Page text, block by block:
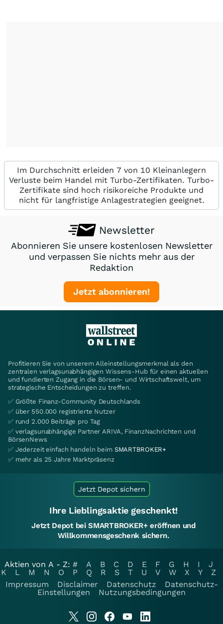
Im Durchschnitt erleiden 7 von 10 Kleinanlegern
Verluste beim Handel mit Turbo-Zertifikaten. Turbo-
Zertifikate sind hoch risikoreiche Produkte und
nicht für langfristige Anlagestrategien geeignet.
Newsletter
Abonnieren Sie unsere kostenlosen Newsletter
und verpassen Sie nichts mehr aus der
Redaktion
Jetzt abonnieren!
Profitieren Sie von unserem Alleinstellungsmerkmal als den
zentralen verlagsunabhängigen Wissens-Hub für einen aktuellen
und fundierten Zugang in die Börsen- und Wirtschaftswelt, um
strategische Entscheidungen zu treffen.
✅ Größte Finanz-Community Deutschlands
✅ über 550.000 registrierte Nutzer
✅ rund 2.000 Beiträge pro Tag
✅ verlagsunabhängige Partner ARIVA, FinanzNachrichten und
BörsenNews
✅ Jederzeit einfach handeln beim SMARTBROKER+
✅ mehr als 25 Jahre Marktpräsenz
Jetzt Depot sichern
Ihre Lieblingsaktie geschenkt!
Jetzt Depot bei SMARTBROKER+ eröffnen und
Willkommensgeschenk sichern.
Aktien von A - Z: # A B C D E F G H I
J
K
L M N O P Q R S T U V W X Y
Z
Impressum
Disclaimer Datenschutz
Datenschutz-
Einstellungen
Nutzungsbedingungen